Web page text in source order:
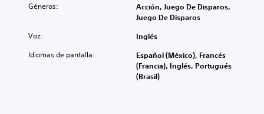
Géneros:
Acción, Juego De Disparos,
Juego De Disparos
Voz: Inglés
Idiomas de pantalla:
Español (México), Francés
(Francia), Inglés, Portugués
(Brasil)